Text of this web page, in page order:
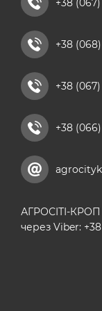
кальцієві добрива
+38
+38
+38
+38
АГРОСІТІ-КРОП
через Viber: